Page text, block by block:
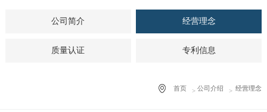
公司简介 经营理念
质量认证 专利信息
首页 公司介绍 经营理念